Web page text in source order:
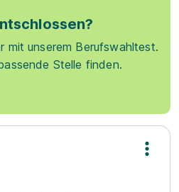
mit unserem Berufswahltest.
Stelle finden.